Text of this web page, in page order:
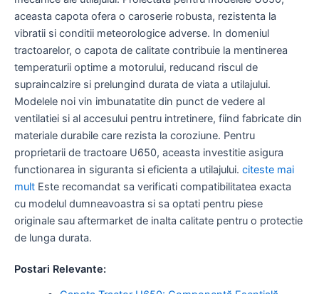
aceasta capota ofera o caroserie robusta, rezistenta la
vibratii si conditii meteorologice adverse. In domeniul
tractoarelor, o capota de calitate contribuie la mentinerea
temperaturii optime a motorului, reducand riscul de
supraincalzire si prelungind durata de viata a utilajului.
Modelele noi vin imbunatatite din punct de vedere al
ventilatiei si al accesului pentru intretinere, fiind fabricate din
materiale durabile care rezista la coroziune. Pentru
proprietarii de tractoare U650, aceasta investitie asigura
functionarea in siguranta si eficienta a utilajului. citeste mai
mult Este recomandat sa verificati compatibilitatea exacta
cu modelul dumneavoastra si sa optati pentru piese
originale sau aftermarket de inalta calitate pentru o protectie
de lunga durata.
Postari Relevante: